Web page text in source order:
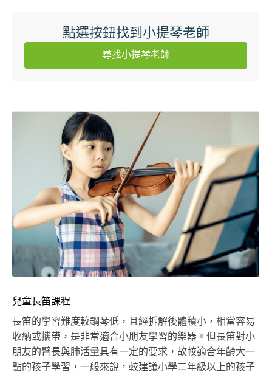
點選按鈕找到小提琴老師
尋找小提琴老師
兒童長笛課程
長笛的學習難度較鋼琴低，且經拆解後體積小，相當容易
收納或攜帶，是非常適合小朋友學習的樂器。但長笛對小
朋友的臂長與肺活量具有一定的要求，故較適合年齡大一
點的孩子學習，一般來說，較建議小學二年級以上的孩子